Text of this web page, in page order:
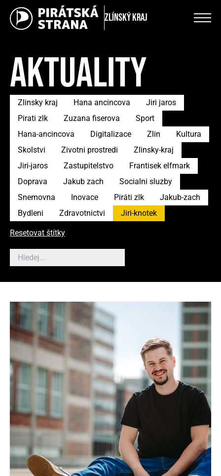
Zlínský kraj
AKTUALITY
Zlinsky kraj Hana ancincova
Jiri jaros
Pirati zlk
Zuzana fiserova
Sport
Hana-ancincova
Digitalizace Zlin
Kultura
Skolstvi
Zivotni prostredi
Zlinsky-kraj
Jiri-jaros
Zastupitelstvo
Frantisek elfmark
Doprava
Jakub zach
Socialni sluzby
Snemovna
Inovace Piráti zlk
Jakub-zach
Bydleni
Zdravotnictvi Jiri-knotek
Resetovat štítky